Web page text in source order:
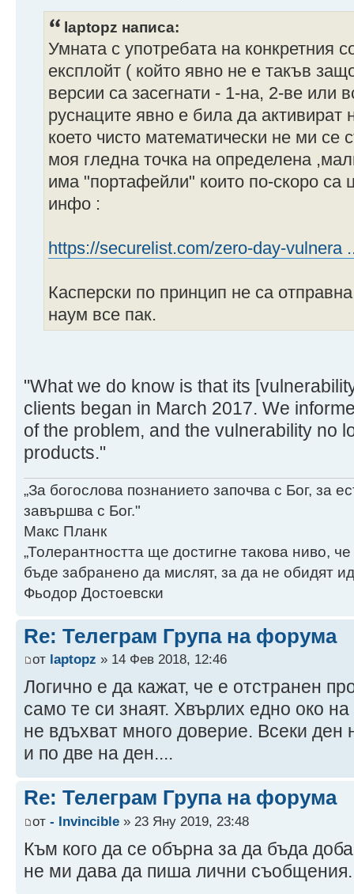
laptopz написа:
Умната с употребата на конкретния
експлойт ( който явно не е такъв
версии са засегнати - 1-на, 2-ве или
руснаците явно е била да активират
което чисто математически не ми се
моя гледна точка на определена
има "портафейли" които по-скоро са
инфо :
https://securelist.com/zero-day-vulnera
Касперски по принцип не са
наум все пак.
"What we do know is that its
clients began in March 2017. We
of the problem, and the vulnerability no
products."
„За богослова познанието започва с Бог, за
завършва с Бог."
Макс Планк
„Толерантността ще достигне такова ниво,
бъде забранено да мислят, за да не обидят
Фьодор Достоевски
Re: Телеграм Група на форума
от laptopz » 14 Фев 2018, 12:46
Логично е да кажат, че е отстранен
само те си знаят. Хвърлих едно око
не вдъхват много доверие. Всеки ден
и по две на ден....
Re: Телеграм Група на форума
от - Invincible » 23 Яну 2019, 23:48
Към кого да се обърна за да бъда
не ми дава да пиша лични